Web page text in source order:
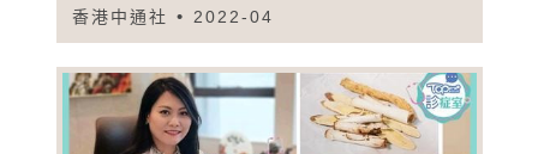
香港中通社 2022-04